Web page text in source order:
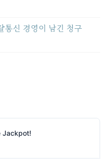
통신 경영이 남긴 청구
Jackpot!